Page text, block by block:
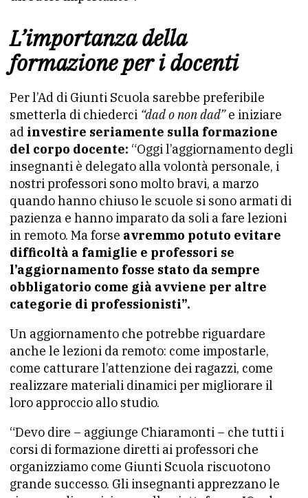
L’importanza della
formazione per i docenti
Per l’Ad di Giunti Scuola sarebbe preferibile
smetterla di chiederci “dad o non dad”e iniziare
ad investire seriamente sulla formazione
del corpo docente: “Oggi l’aggiornamento degli
insegnanti è delegato alla volontà personale, i
nostri professori sono molto bravi, a marzo
quando hanno chiuso le scuole si sono armati di
pazienza e hanno imparato da soli a fare lezioni
in remoto. Ma forse avremmo potuto evitare
difficoltà a famiglie e professori se
l’aggiornamento fosse stato da sempre
obbligatorio come già avviene per altre
categorie di professionisti”.
Un aggiornamento che potrebbe riguardare
anche le lezioni da remoto: come impostarle,
come catturare l’attenzione dei ragazzi, come
realizzare materiali dinamici per migliorare il
loro approccio allo studio.
“Devo dire – aggiunge Chiaramonti – che tutti i
corsi di formazione diretti ai professori che
organizziamo come Giunti Scuola riscuotono
grande successo. Gli insegnanti apprezzano le